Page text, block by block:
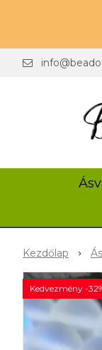
Kezdőlap
Kedvezmény -